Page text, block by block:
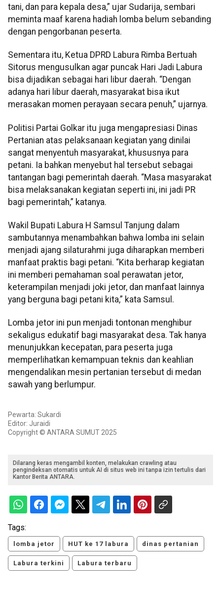
tani, dan para kepala desa,” ujar Sudarija, sembari
meminta maaf karena hadiah lomba belum sebanding
dengan pengorbanan peserta.
Sementara itu, Ketua DPRD Labura Rimba Bertuah
Sitorus mengusulkan agar puncak Hari Jadi Labura
bisa dijadikan sebagai hari libur daerah. “Dengan
adanya hari libur daerah, masyarakat bisa ikut
merasakan momen perayaan secara penuh,” ujarnya.
Politisi Partai Golkar itu juga mengapresiasi Dinas
Pertanian atas pelaksanaan kegiatan yang dinilai
sangat menyentuh masyarakat, khususnya para
petani. Ia bahkan menyebut hal tersebut sebagai
tantangan bagi pemerintah daerah. “Masa masyarakat
bisa melaksanakan kegiatan seperti ini, ini jadi PR
bagi pemerintah,” katanya.
Wakil Bupati Labura H Samsul Tanjung dalam
sambutannya menambahkan bahwa lomba ini selain
menjadi ajang silaturahmi juga diharapkan memberi
manfaat praktis bagi petani. “Kita berharap kegiatan
ini memberi pemahaman soal perawatan jetor,
keterampilan menjadi joki jetor, dan manfaat lainnya
yang berguna bagi petani kita,” kata Samsul.
Lomba jetor ini pun menjadi tontonan menghibur
sekaligus edukatif bagi masyarakat desa. Tak hanya
menunjukkan kecepatan, para peserta juga
memperlihatkan kemampuan teknis dan keahlian
mengendalikan mesin pertanian tersebut di medan
sawah yang berlumpur.
Pewarta: Sukardi
Editor: Juraidi
Copyright © ANTARA SUMUT 2025
Dilarang keras mengambil konten, melakukan crawling atau
pengindeksan otomatis untuk AI di situs web ini tanpa izin tertulis dari
Kantor Berita ANTARA.
Tags:
lomba jetor HUT ke 17 labura dinas pertanian
Labura terkini Labura terbaru